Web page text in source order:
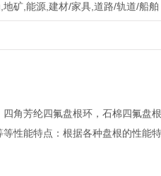
地矿,能源,建材/家具,道路/轨道/船舶
角芳纶四氟盘根环，石棉四氟盘
性能特点：根据各种盘根的性能